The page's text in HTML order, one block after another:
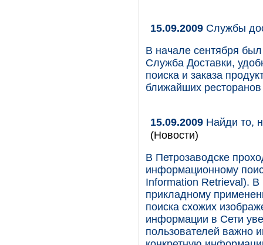
15.09.2009 Службы
В начале сентября
Служба Доставки,
поиска и заказа
ближайших
15.09.2009 Найди то,
(Новости)
В Петрозаводске
информационному
Information Retrieval).
прикладному
поиска схожих
информации в Сети
пользователей важно